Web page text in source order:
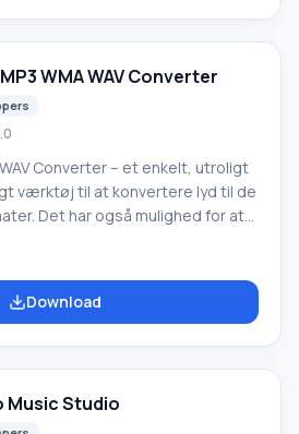
WMA WAV Converter
Converter – et enkelt, utroligt
værktøj til at konvertere lyd til de
Det har også mulighed for at
succes bruges til forskellige
program vil hjælpe dig med for
med uoverensstemmende
Download
Music Studio